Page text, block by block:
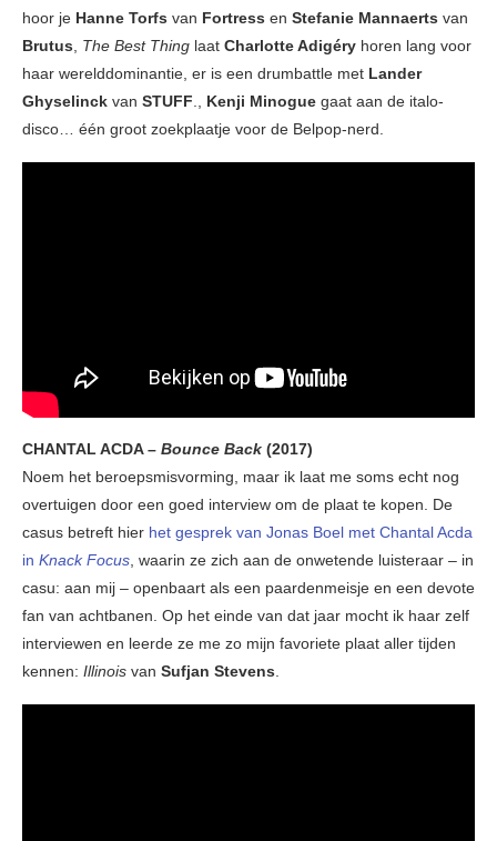
hoor je Hanne Torfs van Fortress en Stefanie Mannaerts van
Brutus
The Best Thing laat Charlotte Adigéry horen lang voor
haar werelddominantie, er is een drumbattle met Lander
Ghyselinck van STUFF Kenji Minogue gaat aan de italo-
disco… één groot zoekplaatje voor de Belpop-nerd.
CHANTAL ACDA – Bounce Back (2017)
Noem het beroepsmisvorming, maar ik laat me soms echt nog
overtuigen door een goed interview om de plaat te kopen. De
casus betreft hier het gesprek van Jonas Boel met Chantal Acda
in Knack Focus, waarin ze zich aan de onwetende luisteraar – in
casu: aan mij – openbaart als een paardenmeisje en een devote
fan van achtbanen. Op het einde van dat jaar mocht ik haar zelf
interviewen en leerde ze me zo mijn favoriete plaat aller tijden
kennen: Illinois van Sufjan Stevens.